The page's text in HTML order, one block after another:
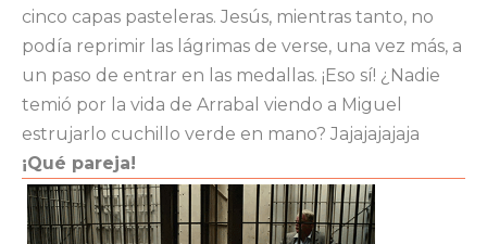
cinco capas pasteleras. Jesús, mientras tanto, no
podía reprimir las lágrimas de verse, una vez más, a
un paso de entrar en las medallas. ¡Eso sí! ¿Nadie
temió por la vida de Arrabal viendo a Miguel
estrujarlo cuchillo verde en mano? Jajajajajaja
¡Qué pareja!